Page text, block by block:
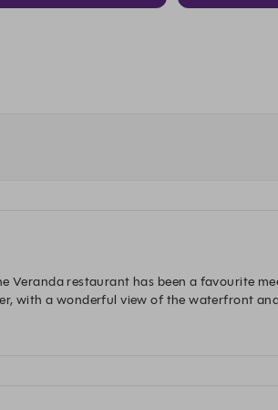
Veranda restaurant has been a favourite
with a wonderful view of the waterfront